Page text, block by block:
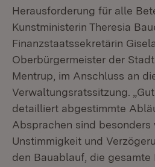
Herausforderung für alle
Kunstministerin Theresia
Finanzstaatssekretärin
Oberbürgermeister der
Mentrup, im Anschluss an
Verwaltungsratssitzung.
detailliert abgestimmte
Absprachen sind besonders
Unstimmigkeit und
den Bauablauf, die gesamte